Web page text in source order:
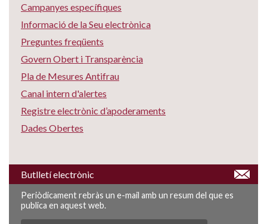
Campanyes específiques
Informació de la Seu electrònica
Preguntes freqüents
Govern Obert i Transparència
Pla de Mesures Antifrau
Canal intern d'alertes
Registre electrònic d’apoderaments
Dades Obertes
Butlletí electrònic
Periòdicament rebràs un e-mail amb un resum del que es
publica en aquest web.